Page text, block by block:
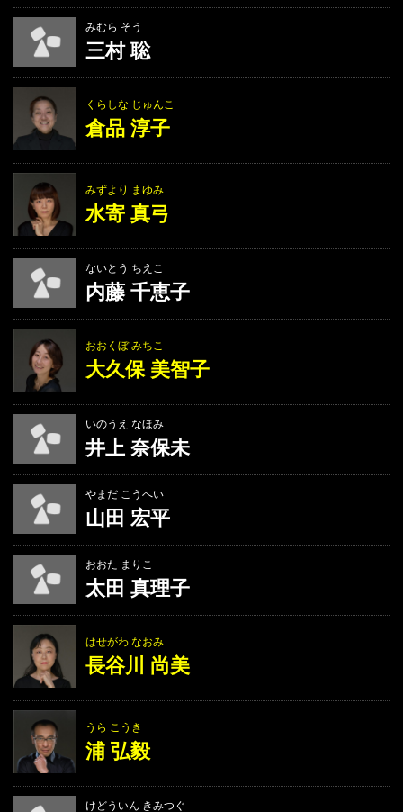
みむら そう
三村 聡
くらしな じゅんこ
倉品 淳子
みずより まゆみ
水寄 真弓
ないとう ちえこ
内藤 千恵子
おおくぼ みちこ
大久保 美智子
いのうえ なほみ
井上 奈保未
やまだ こうへい
山田 宏平
おおた まりこ
太田 真理子
はせがわ なおみ
長谷川 尚美
うら こうき
浦 弘毅
けどういん きみつぐ